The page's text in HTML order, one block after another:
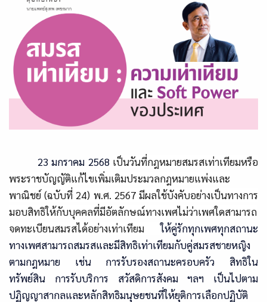
23 มกราคม 2568 เป็นวันที่กฎหมายสมรสเท่าเทียมหรือ
พระราชบัญญัติแก้ไขเพิ่มเติมประมวลกฎหมายแพ่งและ
พาณิชย์ (ฉบับที่ 24) พ.ศ. 2567 มีผลใช้บังคับอย่างเป็นทางการ
มอบสิทธิให้กับบุคคลที่มีอัตลักษณ์ทางเพศไม่ว่าเพศใดสามารถ
จดทะเบียนสมรสได้อย่างเท่าเทียมให้คู่รักทุกเพศทุกสถานะ
ทางเพศสามารถสมรสและมีสิทธิเท่าเทียมกับคู่สมรสชายหญิง
ตามกฎหมาย เช่น การรับรองสถานะครอบครัว สิทธิใน
ทรัพย์สิน การรับบริการ สวัสดิการสังคม ฯลฯ เป็นไปตาม
ปฏิญญาสากลและหลักสิทธิมนุษยชนที่ให้ยุติการเลือกปฏิบัติ